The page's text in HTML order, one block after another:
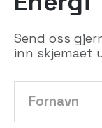
Send oss
inn skjemaet